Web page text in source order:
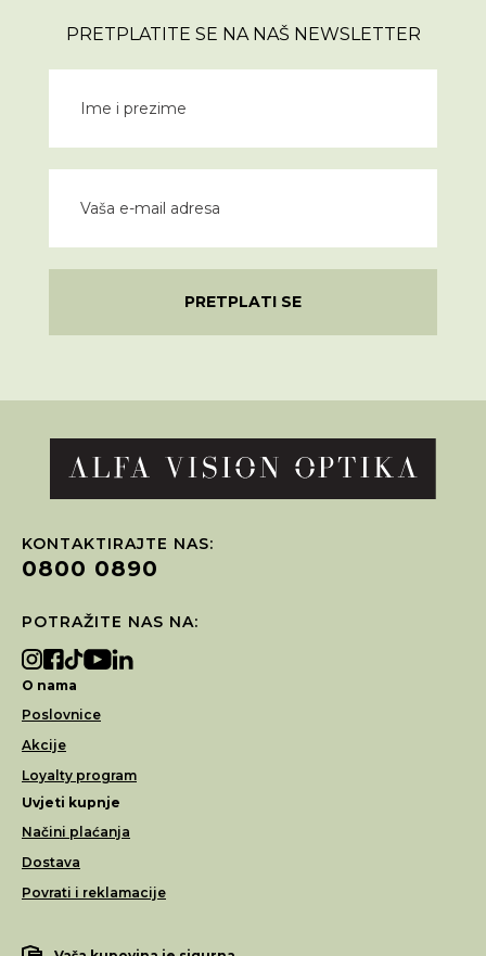
PRETPLATITE SE NA NAŠ NEWSLETTER
PRETPLATI SE
KONTAKTIRAJTE NAS:
0800 0890
POTRAŽITE NAS NA:
O nama
Poslovnice
Akcije
Loyalty program
Uvjeti kupnje
Načini plaćanja
Dostava
Povrati i reklamacije